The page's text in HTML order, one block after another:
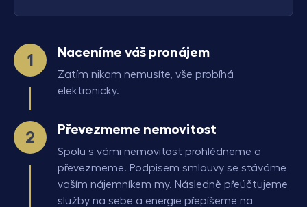
Naceníme váš pronájem
Zatím nikam nemusíte, vše probíhá
elektronicky.
Převezmeme nemovitost
Spolu s vámi nemovitost prohlédneme a
převezmeme. Podpisem smlouvy se stáváme
vaším nájemníkem my. Následně přeúčtujeme
služby na sebe a energie přepíšeme na